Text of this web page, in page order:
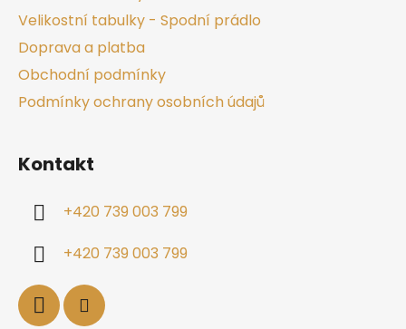
Velikostní tabulky - Spodní prádlo
Doprava a platba
Obchodní podmínky
Podmínky ochrany osobních údajů
Kontakt
+420 739 003 799
+420 739 003 799